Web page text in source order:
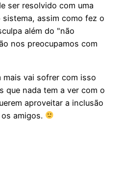
ser resolvido com uma
assim como fez o
além do "não
nos preocupamos com
mais vai sofrer com isso
que nada tem a ver com o
aproveitar a inclusão
amigos.